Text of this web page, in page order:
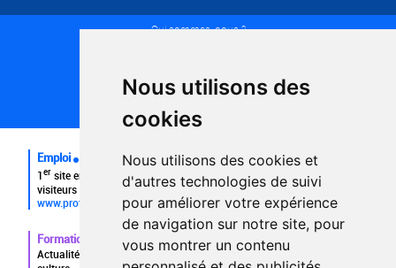
Nous utilisons des
cookies
Nous utilisons des cookies et
d'autres technologies de suivi
pour améliorer votre expérience
de navigation sur notre site, pour
vous montrer un contenu
Qui sommes-nous ?
Plan du site
FAQ recruteurs
FAQ
Emploi
1er site emploi du secteur culturel 784.000 visites et 230.000
visiteurs uniques par mois.
www.profilculture.com
Formation
Actualités, guide et annuaire des formations aux métiers de la